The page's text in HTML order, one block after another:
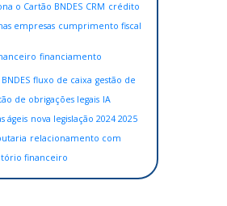
o Cartão BNDES CRM crédito
empresas cumprimento fiscal
financiamento
fluxo de caixa gestão de
de obrigações legais IA
ágeis nova legislação 2024 2025
relacionamento com
financeiro